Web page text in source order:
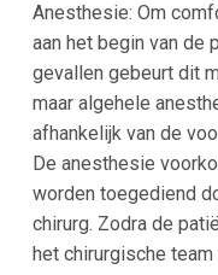
Anesthesie: Om
aan het begin van de
gevallen gebeurt dit
maar algehele
afhankelijk van de
De anesthesie
worden toegediend
chirurg. Zodra de
het chirurgische team